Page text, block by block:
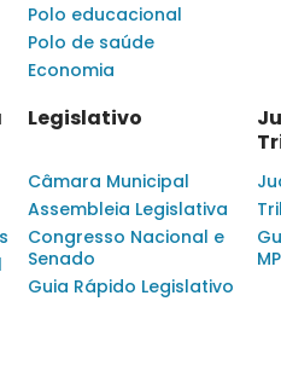
Polo educacional
Polo de saúde
Economia
Legislativo
Câmara Municipal
Assembleia Legislativa
Congresso Nacional e
Senado
Guia Rápido Legislativo